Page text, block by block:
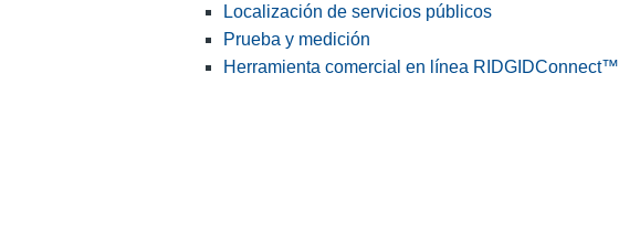
Localización de servicios públicos
Prueba y medición
Herramienta comercial en línea RIDGIDConnect™